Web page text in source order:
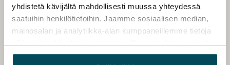
yhdistetä kävijältä mahdollisesti muussa yhteydessä
saatuihin henkilötietoihin. Jaamme sosiaalisen median,
mainosalan ja analytiikka-alan kumppaneillemme tietoja
yhdistää näitä tietoja muihin tietoihin, joita olet antanut